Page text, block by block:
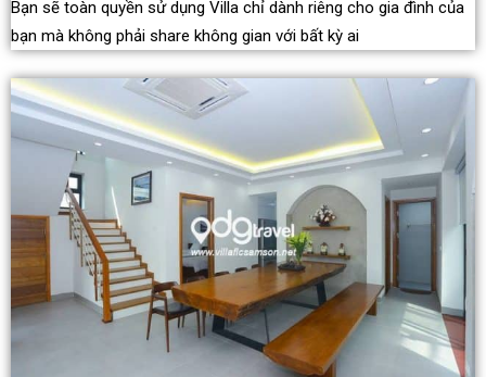
Bạn sẽ toàn quyền sử dụng Villa chỉ dành riêng cho gia đình của
bạn mà không phải share không gian với bất kỳ ai